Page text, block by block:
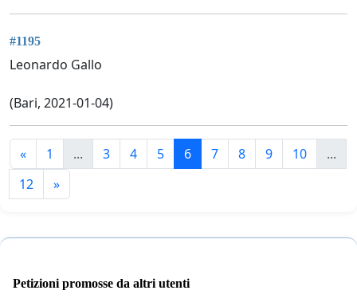
#1195
Leonardo Gallo
(Bari, 2021-01-04)
« 1 ... 3 4 5 6 7 8 9 10
...
12
»
Petizioni promosse da altri utenti